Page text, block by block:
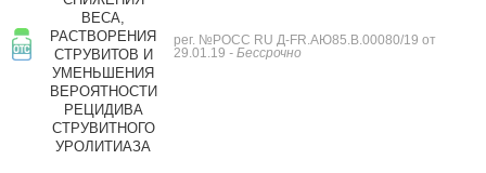
ВЕСА,
РАСТВОРЕНИЯ
СТРУВИТОВ И
УМЕНЬШЕНИЯ
ВЕРОЯТНОСТИ
РЕЦИДИВА
СТРУВИТНОГО
УРОЛИТИАЗА
рег. №POCC RU Д-FR.АЮ85.В.00080/19 от
29.01.19 - Бессрочно